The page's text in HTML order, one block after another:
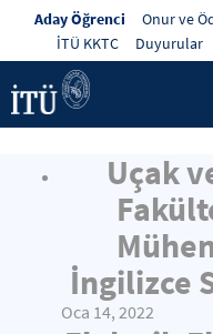
Aday Öğrenci Onur ve
İTÜ KKTC
Duyurular
Uçak
İngilizce
Oca 14, 2022